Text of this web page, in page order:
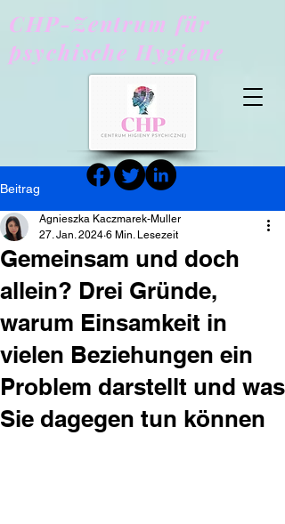
CHP-Zentrum für
psychische Hygiene
Beitrag
Gemeinsam und doch
allein? Drei Gründe,
warum Einsamkeit in
vielen Beziehungen ein
Problem darstellt und was
Sie dagegen tun können
Agnieszka Kaczmarek-Muller
27. Jan. 2024 6 Min. Lesezeit